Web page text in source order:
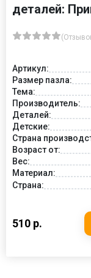
деталей:
Артикул:
Размер пазла:
Тема:
Производитель:
Деталей:
Детские:
Страна
Возраст от:
Вес:
Материал:
Страна:
510 р.